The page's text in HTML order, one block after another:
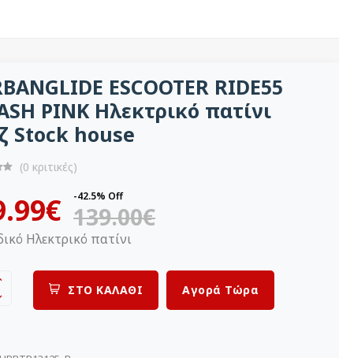
ESCOOTER RIDE55
PINK Ηλεκτρικό πατίνι
Stock house
(0 κριτικές)
-42.5% Off
139.00€
Ηλεκτρικό πατίνι
ΣΤΟ ΚΑΛΑΘΙ Αγορά Τώρα